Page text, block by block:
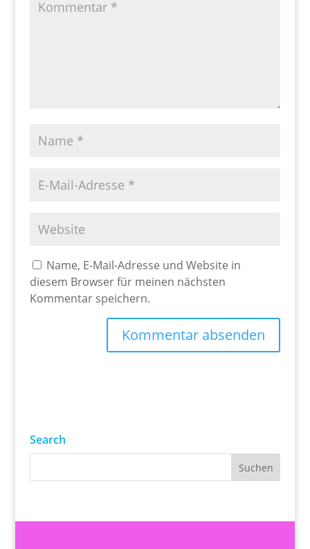
Name, E-Mail-Adresse und Website in
diesem Browser für meinen nächsten
Kommentar speichern.
Search